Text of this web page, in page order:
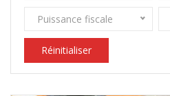
Puissance fiscale
Réinitialiser